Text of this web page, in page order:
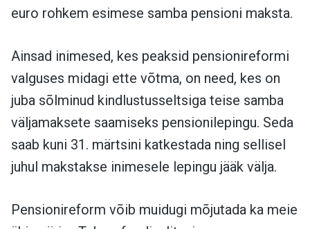
euro rohkem esimese samba pensioni maksta.
Ainsad inimesed, kes peaksid pensionireformi
valguses midagi ette võtma, on need, kes on
juba sõlminud kindlustusseltsiga teise samba
väljamaksete saamiseks pensionilepingu. Seda
saab kuni 31. märtsini katkestada ning sellisel
juhul makstakse inimesele lepingu jääk välja.
Pensionireform võib muidugi mõjutada ka meie